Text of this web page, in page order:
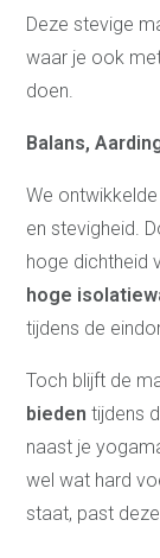
Deze stevige
waar je ook
doen.
Balans,
We
en stevigheid.
hoge dichtheid
hoge
tijdens de
Toch blijft de
bieden tijdens
naast je
wel wat hard
staat, past